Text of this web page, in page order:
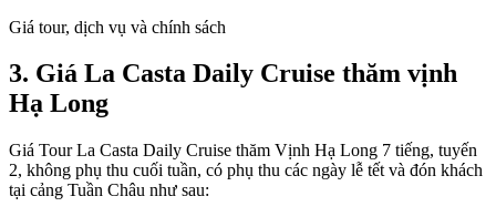
Giá tour, dịch vụ và chính sách
3. Giá La Casta Daily Cruise thăm vịnh
Hạ Long
Giá Tour La Casta Daily Cruise thăm Vịnh Hạ Long 7 tiếng, tuyến
2, không phụ thu cuối tuần, có phụ thu các ngày lễ tết và đón khách
tại cảng Tuần Châu như sau: